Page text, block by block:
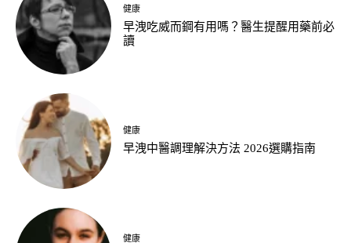
健康
早洩吃威而鋼有用嗎？醫生提醒用藥前必
讀
健康
早洩中醫調理解決方法 2026選購指南
健康